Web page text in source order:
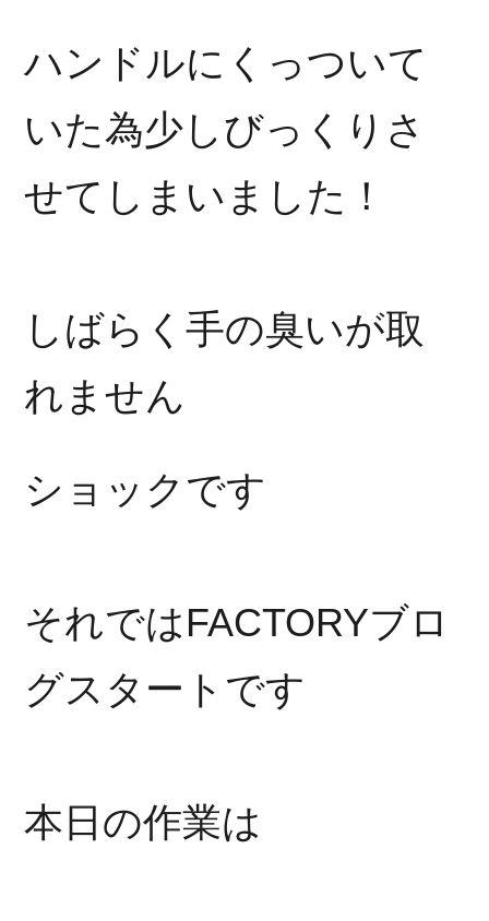
ハンドルにくっついて
いた為少しびっくりさ
せてしまいました！
しばらく手の臭いが取
れません
ショックです
それではFACTORYブロ
グスタートです
本日の作業は